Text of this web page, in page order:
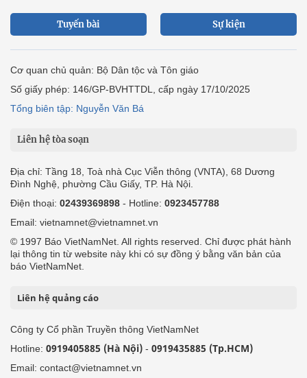
Tuyến bài Sự kiện
Cơ quan chủ quản: Bộ Dân tộc và Tôn giáo
Số giấy phép: 146/GP-BVHTTDL, cấp ngày 17/10/2025
Tổng biên tập: Nguyễn Văn Bá
Liên hệ tòa soạn
Địa chỉ: Tầng 18, Toà nhà Cục Viễn thông (VNTA), 68 Dương
Đình Nghệ, phường Cầu Giấy, TP. Hà Nội.
Điện thoại: 02439369898 - Hotline: 0923457788
Email: vietnamnet@vietnamnet.vn
© 1997 Báo VietNamNet. All rights reserved. Chỉ được phát hành
lại thông tin từ website này khi có sự đồng ý bằng văn bản của
báo VietNamNet.
Liên hệ quảng cáo
Công ty Cổ phần Truyền thông VietNamNet
Hotline: 0919405885 (Hà Nội) - 0919435885 (Tp.HCM)
Email: contact@vietnamnet.vn